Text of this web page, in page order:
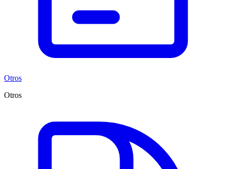
Otros
Otros